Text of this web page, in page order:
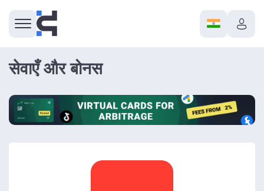
सेवाएँ और बोनस